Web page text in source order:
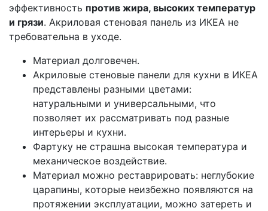
эффективность против жира, высоких температур
и грязи. Акриловая стеновая панель из ИКЕА не
требовательна в уходе.
Материал долговечен.
Акриловые стеновые панели для кухни в ИКЕА
представлены разными цветами:
натуральными и универсальными, что
позволяет их рассматривать под разные
интерьеры и кухни.
Фартуку не страшна высокая температура и
механическое воздействие.
Материал можно реставрировать: неглубокие
царапины, которые неизбежно появляются на
протяжении эксплуатации, можно затереть и